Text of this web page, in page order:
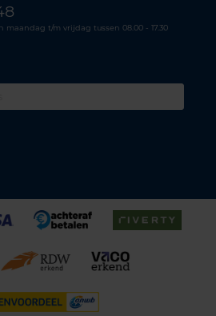
maandag t/m vrijdag tussen 08.00 - 17.30